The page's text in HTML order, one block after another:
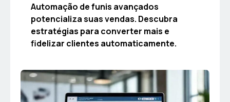
Automação de funis avançados
potencializa suas vendas. Descubra
estratégias para converter mais e
fidelizar clientes automaticamente.